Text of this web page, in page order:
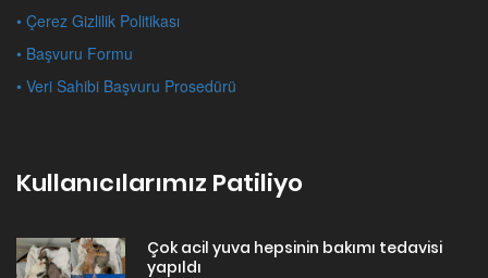
• Çerez Gizlilik Politikası
• Başvuru Formu
• Veri Sahibi Başvuru Prosedürü
Kullanıcılarımız Patiliyo
Çok acil yuva hepsinin bakımı tedavisi
yapıldı